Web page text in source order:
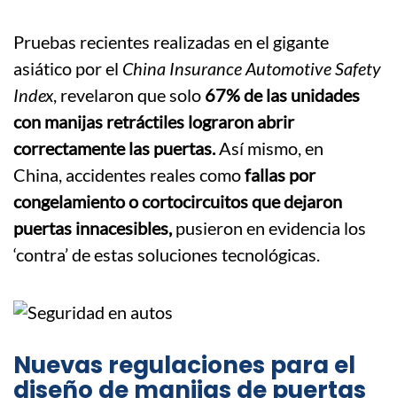
Pruebas recientes realizadas en el gigante
asiático por el China Insurance Automotive Safety
Index, revelaron que solo 67% de las unidades
con manijas retráctiles lograron abrir
correctamente las puertas.Así mismo, en
China, accidentes reales comofallas por
congelamiento o cortocircuitos que dejaron
puertas innacesibles,pusieron en evidencia los
‘contra’ de estas soluciones tecnológicas.
Nuevas regulaciones para el
diseño de manijas de puertas